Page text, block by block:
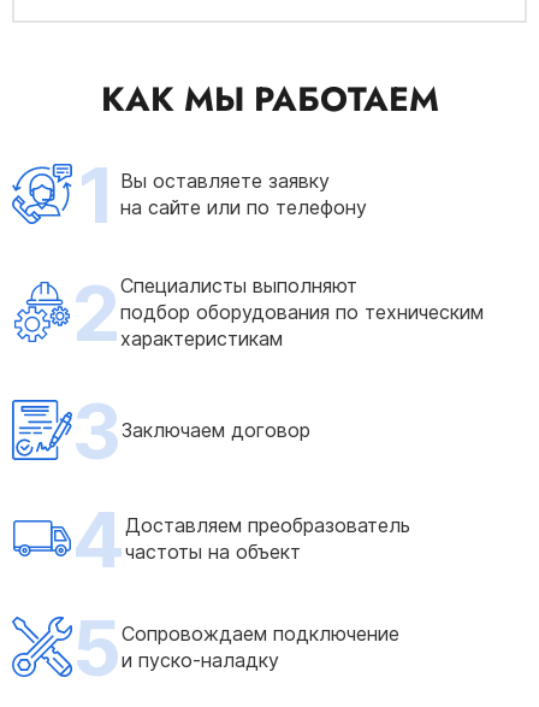
КАК МЫ РАБОТАЕМ
1 Вы оставляете заявку
на сайте или по телефону
2Специалисты выполняют
подбор оборудования по техническим
характеристикам
3Заключаем договор
4Доставляем преобразователь
частоты на объект
5Сопровождаем подключение
и пуско-наладку